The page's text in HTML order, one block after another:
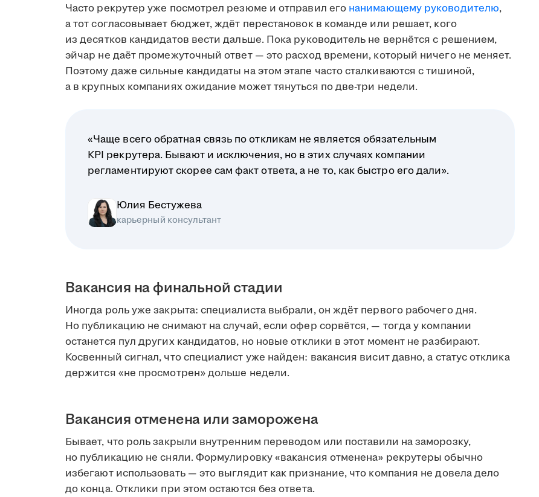
Часто рекрутер уже посмотрел резюме и отправил его нанимающему руководителю,
а тот согласовывает бюджет, ждёт перестановок в команде или решает, кого
из десятков кандидатов вести дальше. Пока руководитель не вернётся с решением,
эйчар не даёт промежуточный ответ — это расход времени, который ничего не меняет.
Поэтому даже сильные кандидаты на этом этапе часто сталкиваются с тишиной,
а в крупных компаниях ожидание может тянуться по две-три недели.
«Чаще всего обратная связь по откликам не является обязательным
KPI рекрутера. Бывают и исключения, но в этих случаях компании
регламентируют скорее сам факт ответа, а не то, как быстро его дали».
Юлия Бестужева
карьерный консультант
Вакансия на финальной стадии
Иногда роль уже закрыта: специалиста выбрали, он ждёт первого рабочего дня.
Но публикацию не снимают на случай, если офер сорвётся, — тогда у компании
останется пул других кандидатов, но новые отклики в этот момент не разбирают.
Косвенный сигнал, что специалист уже найден: вакансия висит давно, а статус отклика
держится «не просмотрен» дольше недели.
Вакансия отменена или заморожена
Бывает, что роль закрыли внутренним переводом или поставили на заморозку,
но публикацию не сняли. Формулировку «вакансия отменена» рекрутеры обычно
избегают использовать — это выглядит как признание, что компания не довела дело
до конца. Отклики при этом остаются без ответа.